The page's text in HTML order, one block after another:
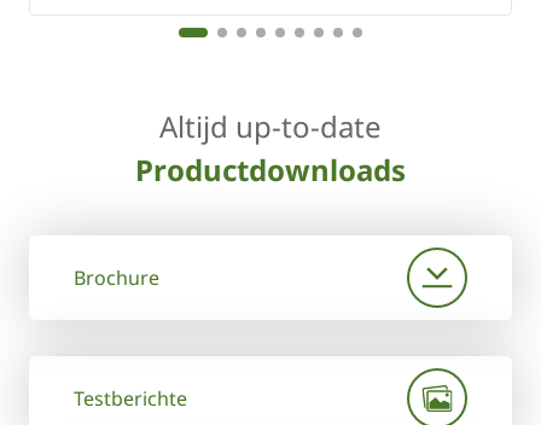
Altijd up-to-date
Productdownloads
Brochure
Testberichte